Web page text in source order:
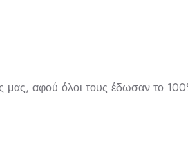
αφού όλοι τους έδωσαν το